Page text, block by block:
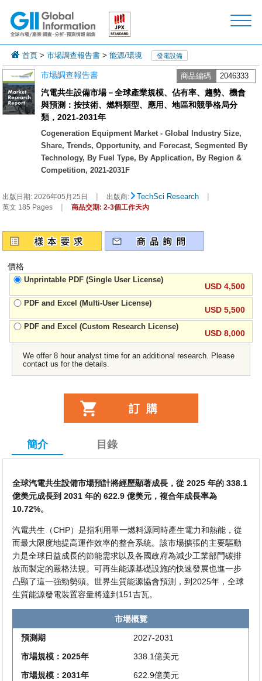
首頁 >市場調查報告書 >能源/環境 發電設備
市場調查報告書 商品編碼 2046333
汽電共生設備市場－全球產業規模、佔有率、趨勢、機會
與預測：按技術、燃料類型、應用、地區和競爭格局分
類，2021-2031年
Cogeneration Equipment Market - Global Industry Size,
Share, Trends, Opportunity, and Forecast, Segmented By
Technology, By Fuel Type, By Application, By Region &
Competition, 2021-2031F
出版日期:2026年05月25日 | 出版商: TechSci Research |
英文 185 Pages | 商品交期: 2-3個工作天內
價格
Unprintable PDF (Single User License)
USD 4,500
PDF and Excel (Multi-User License)
USD 5,500
PDF and Excel (Custom Research License)
USD 8,000
We offer 8 hour analyst time for an additional research. Please
contact us for the details.
簡介 目錄
全球汽電共生設備市場預計將經歷顯著成長，從 2025 年的 338.1
億美元成長到 2031 年的 622.9 億美元，複合年成長率為
10.72%。
汽電共生（CHP）是指利用單一燃料源同時產生電力和熱能，從
而最大限度地提高運作效率的整合系統。該市場擴張的主要驅動
力是全球日益成長的節能需求以及各國政府為減少工業部門碳排
放而製定的嚴格法規。可再生能源基礎設施的快速發展也進一步
凸顯了這一強勁勢頭。世界生質能源協會預測，到2025年，全球
生質能源發電裝置容量將達到151吉瓦。
市場概覽
預測期
2027-2031
市場規模：2025年
338.1億美元
市場規模：2031年
622.9億美元